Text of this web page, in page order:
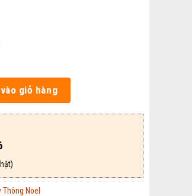
số lượng
giỏ hàng
Thông Noel